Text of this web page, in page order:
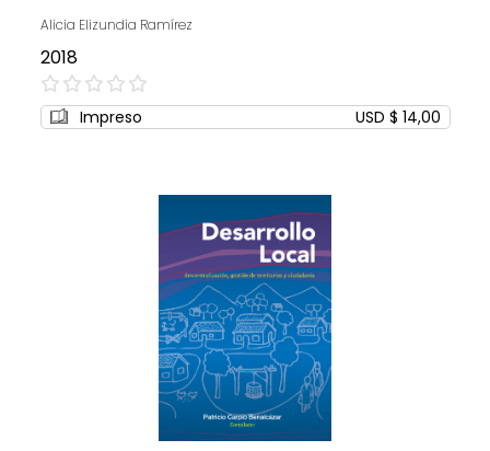
Alicia Elizundia Ramírez
2018
0%
Impreso USD $ 14,00